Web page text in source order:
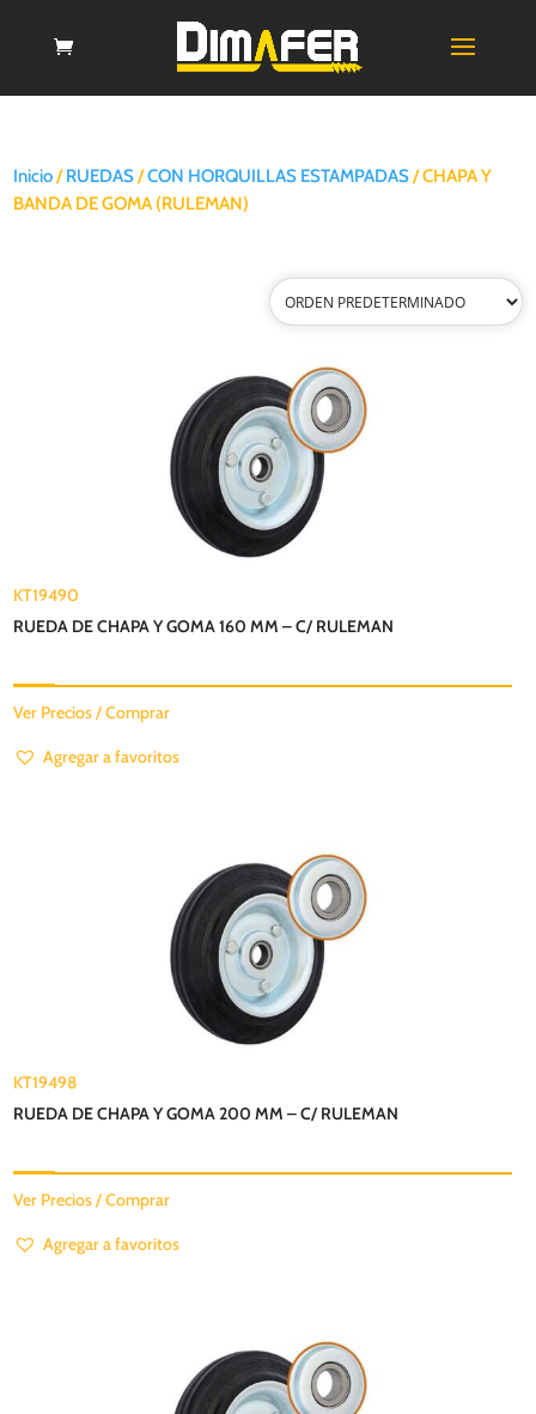
Inicio/RUEDAS/CON HORQUILLAS ESTAMPADAS/ CHAPA Y
BANDA DE GOMA (RULEMAN)
KT19490
RUEDA DE CHAPA Y GOMA 160 MM – C/ RULEMAN
Ver Precios / Comprar
Agregar a favoritos
KT19498
RUEDA DE CHAPA Y GOMA 200 MM – C/ RULEMAN
Ver Precios / Comprar
Agregar a favoritos